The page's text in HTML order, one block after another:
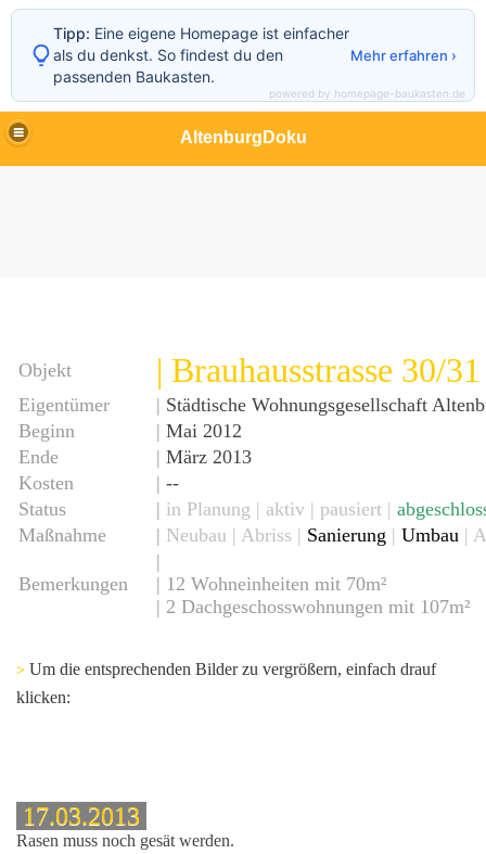
AltenburgDoku
Objekt | Brauhausstrasse 30/31
Eigentümer | Städtische Wohnungsgesellschaft
Beginn
| Mai 2012
Ende
| März 2013
Kosten
| --
Status
| in Planung | aktiv | pausiert |
Maßnahme
| Neubau | Abriss | Sanierung | Umbau |
Bemerkungen
|
| 12 Wohneinheiten mit 70m²
| 2 Dachgeschosswohnungen mit 107m²
> Um die entsprechenden Bilder zu vergrößern, einfach drauf
klicken:
17.03.2013
Rasen muss noch gesät werden.
Tipp: Eine eigene Homepage ist einfacher
als du denkst. So findest du den
passenden Baukasten.
Mehr erfahren ›
powered by homepage-baukasten.de